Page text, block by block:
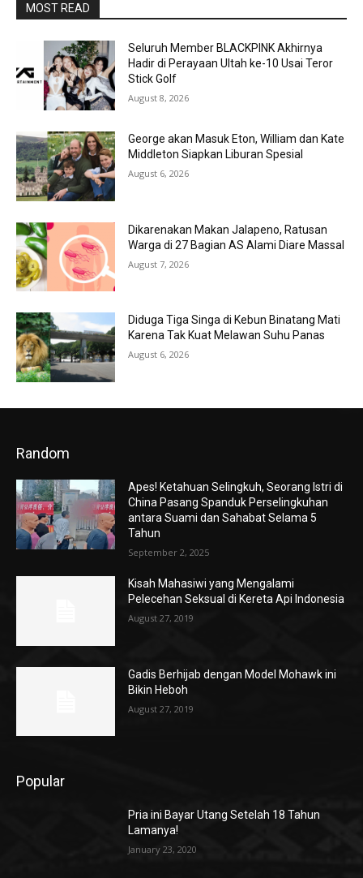
MOST READ
Seluruh Member BLACKPINK Akhirnya
Hadir di Perayaan Ultah ke-10 Usai Teror
Stick Golf
August 8, 2026
George akan Masuk Eton, William dan Kate
Middleton Siapkan Liburan Spesial
August 6, 2026
Dikarenakan Makan Jalapeno, Ratusan
Warga di 27 Bagian AS Alami Diare Massal
August 7, 2026
Diduga Tiga Singa di Kebun Binatang Mati
Karena Tak Kuat Melawan Suhu Panas
August 6, 2026
Random
Apes! Ketahuan Selingkuh, Seorang Istri di
China Pasang Spanduk Perselingkuhan
antara Suami dan Sahabat Selama 5
Tahun
September 2, 2025
Kisah Mahasiwi yang Mengalami
Pelecehan Seksual di Kereta Api Indonesia
August 27, 2019
Gadis Berhijab dengan Model Mohawk ini
Bikin Heboh
August 27, 2019
Popular
Pria ini Bayar Utang Setelah 18 Tahun
Lamanya!
January 23, 2020